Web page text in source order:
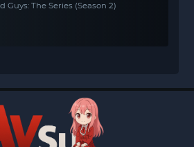
Guys: The Series (Season 2)